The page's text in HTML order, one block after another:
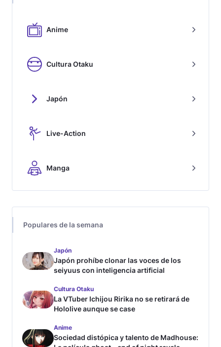
Anime
Cultura Otaku
Japón
Live-Action
Manga
Populares de la semana
Japón
Japón prohíbe clonar las voces de los
seiyuus con inteligencia artificial
Cultura Otaku
La VTuber Ichijou Ririka no se retirará de
Hololive aunque se case
Anime
Sociedad distópica y talento de Madhouse: